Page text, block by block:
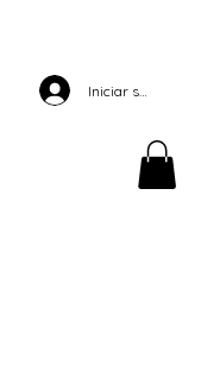
Iniciar sesión